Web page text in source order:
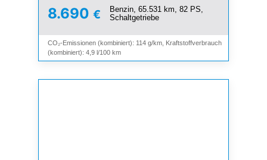
8.690 €
Benzin, 65.531 km, 82 PS,
Schaltgetriebe
CO₂-Emissionen (kombiniert): 114 g/km, Kraftstoffverbrauch
(kombiniert): 4,9 l/100 km